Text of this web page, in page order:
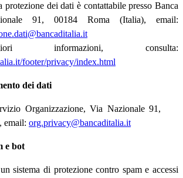
protezione dei dati è contattabile presso Banca
91, 00184 Roma (Italia), email:
informazioni, consulta:
footer/privacy/index.html
dei dati
Organizzazione, Via Nazionale 91,
email: org.privacy@bancaditalia.it
e bot
sistema di protezione contro spam e accessi